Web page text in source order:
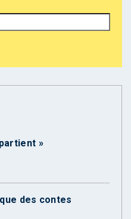
»
des contes